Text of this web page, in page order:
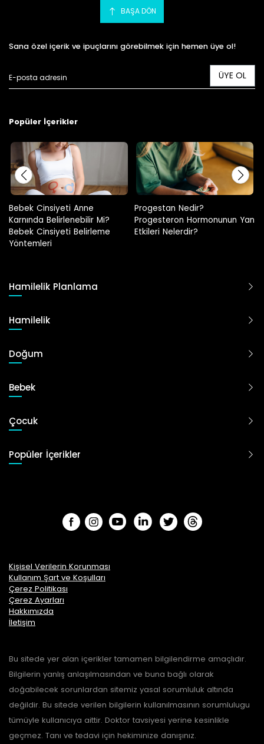
BAŞA DÖN
Sana özel içerik ve ipuçlarını görebilmek için hemen üye ol!
ÜYE OL
Popüler İçerikler
Progestan Nedir?
Progesteron Hormonunun Yan
Etkileri Nelerdir?
Hamilelikte Adet Görülür Mü?
Hamilelik Planlama
Hamilelik
Doğum
Bebek
Çocuk
Popüler İçerikler
Kişisel Verilerin Korunması
Kullanım Şart ve Koşulları
Çerez Politikası
Çerez Ayarları
Hakkımızda
İletişim
Bu sitede yer alan içerikler tamamen bilgilendirme amaçlıdır.
Bilgilerin yanlış anlaşılmasından ve buna bağlı olarak
doğabilecek sorunlardan sitemiz yasal sorumluluk altında
değildir. Bu sitede verilen bilgilerin kullanılmasının sorumlulugu
tümüyle kullanıcıya aittir. Doktor tavsiyesi yerine kesinlikle
geçmez. Tanı ve tedavi için hekiminize danışınız.